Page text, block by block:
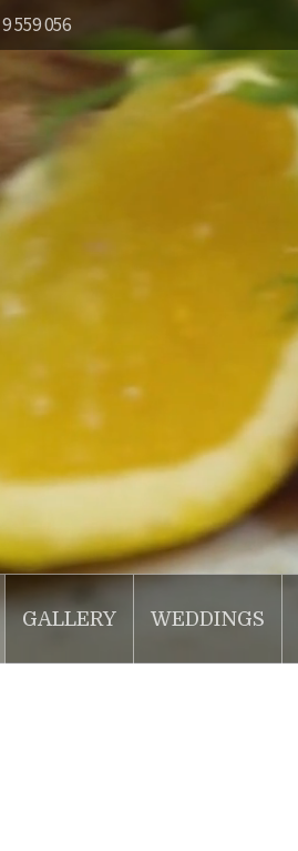
559 056
GALLERY WEDDINGS